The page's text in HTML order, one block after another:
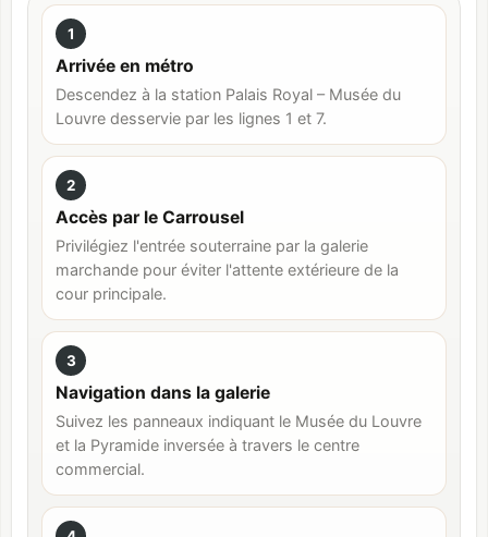
1
Arrivée en métro
Descendez à la station Palais Royal – Musée du
Louvre desservie par les lignes 1 et 7.
2
Accès par le Carrousel
Privilégiez l'entrée souterraine par la galerie
marchande pour éviter l'attente extérieure de la
cour principale.
3
Navigation dans la galerie
Suivez les panneaux indiquant le Musée du Louvre
et la Pyramide inversée à travers le centre
commercial.